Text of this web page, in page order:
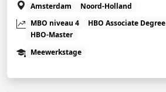
Amsterdam
Noord-Holland
MBO niveau 4
HBO Associate Degree
HBO-Master
Meewerkstage